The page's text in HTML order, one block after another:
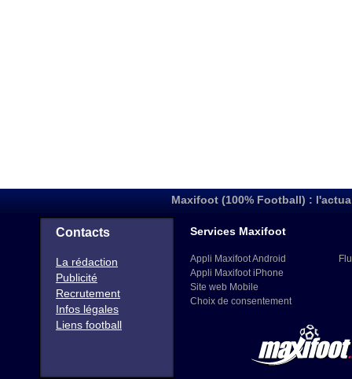
Maxifoot (100% Football) :
Contacts
La rédaction
Publicité
Recrutement
Infos légales
Liens football
Services Maxifoot
Appli Maxifoot Android
Appli Maxifoot iPhone
Site web Mobile
Choix de consentement